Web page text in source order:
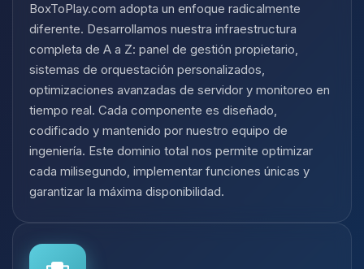
BoxToPlay.com adopta un enfoque radicalmente
diferente. Desarrollamos nuestra infraestructura
completa de A a Z: panel de gestión propietario,
sistemas de orquestación personalizados,
optimizaciones avanzadas de servidor y monitoreo en
tiempo real. Cada componente es diseñado,
codificado y mantenido por nuestro equipo de
ingeniería. Este dominio total nos permite optimizar
cada milisegundo, implementar funciones únicas y
garantizar la máxima disponibilidad.